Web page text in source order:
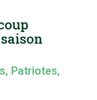
, Patriotes,